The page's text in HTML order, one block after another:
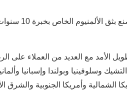
مدعومين في
الأمد مع العديد من العملاء على
وسلوفينيا وبولندا وإسبانيا